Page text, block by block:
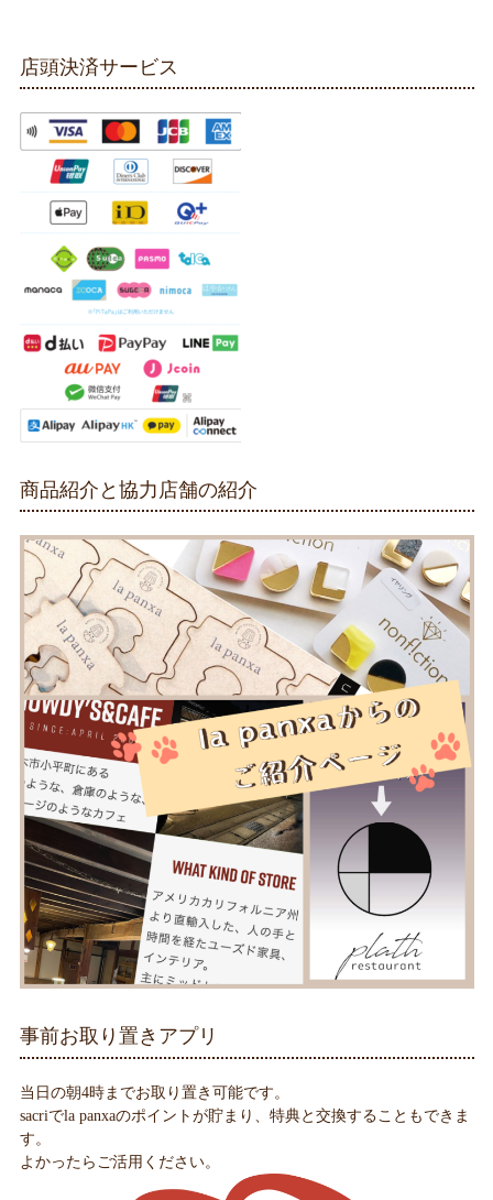
店頭決済サービス
商品紹介と協力店舗の紹介
事前お取り置きアプリ
当日の朝4時までお取り置き可能です。
sacriでla panxaのポイントが貯まり、特典と交換することもできま
す。
よかったらご活用ください。